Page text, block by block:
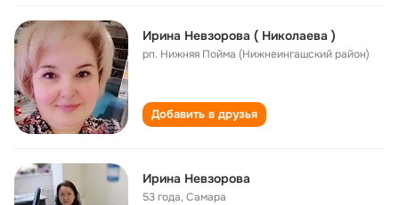
Ирина Невзорова ( Николаева )
рп. Нижняя Пойма (Нижнеингашский район)
Добавить в друзья
Ирина Невзорова
53 года,Самара